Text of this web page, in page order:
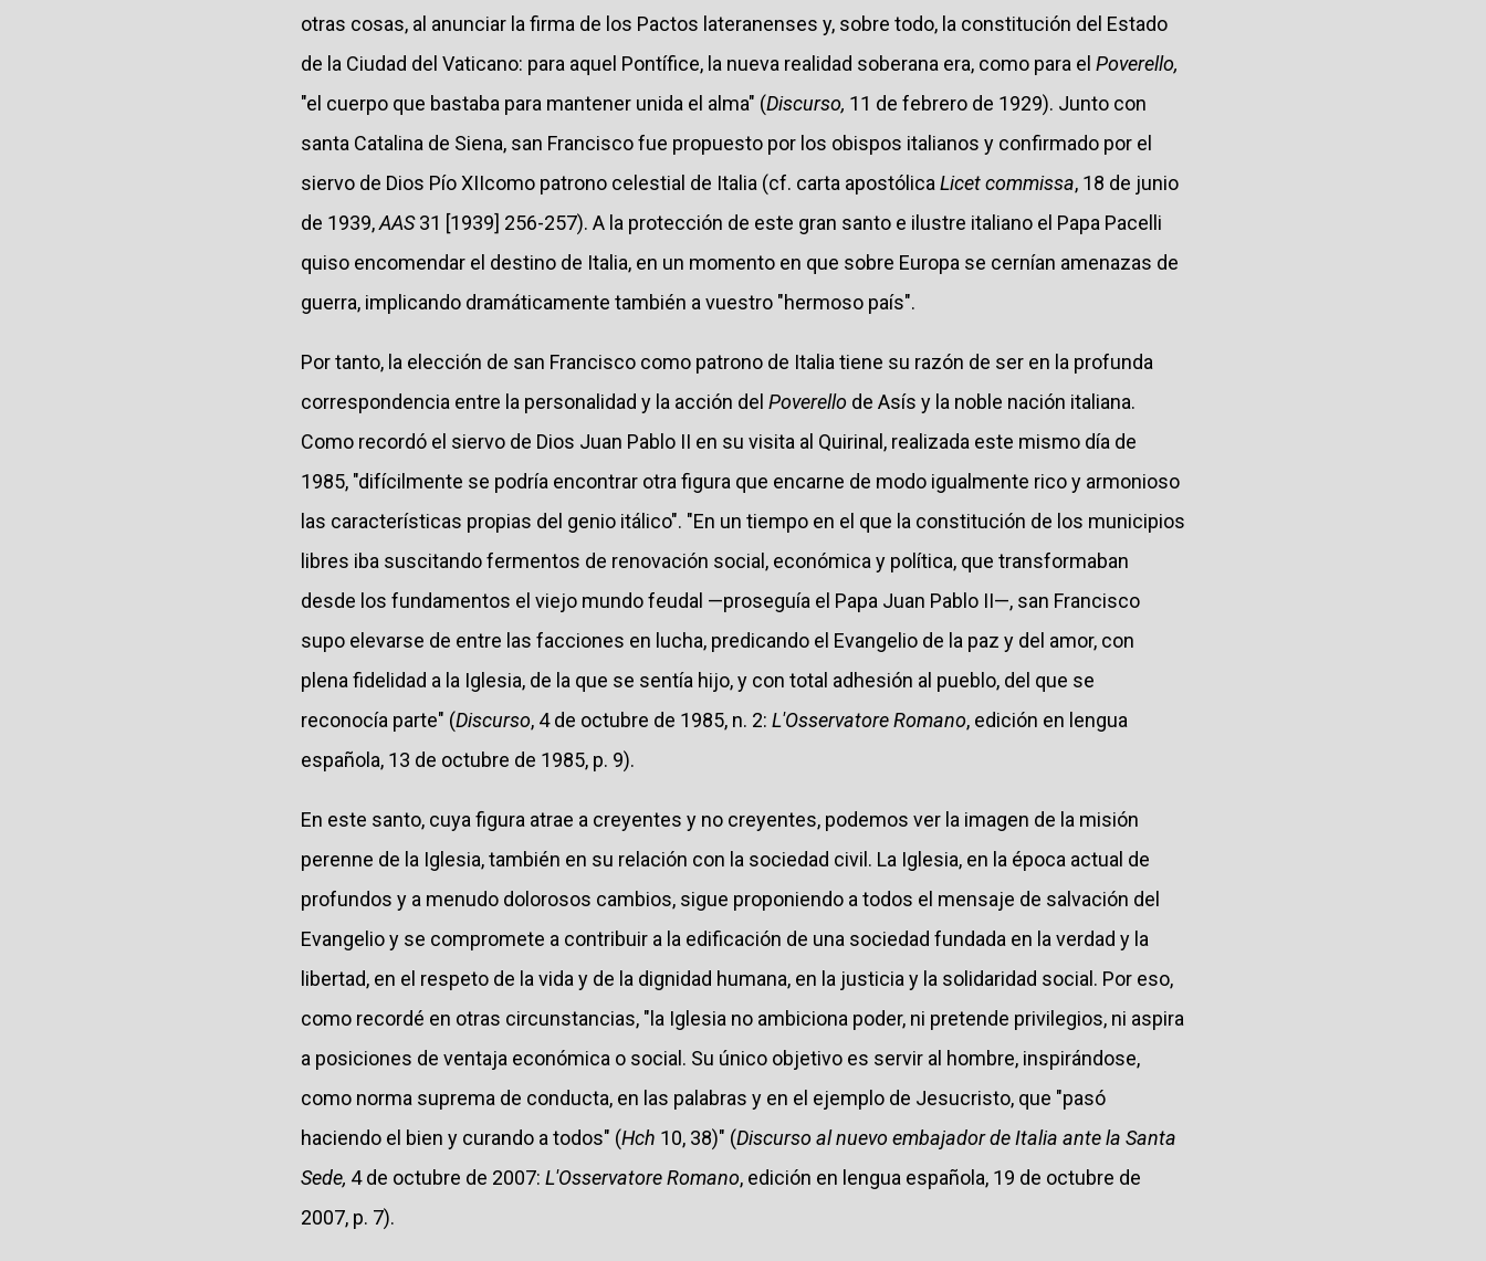
otras cosas, al anunciar la firma de los Pactos lateranenses y, sobre todo, la constitución del Estado
de la Ciudad del Vaticano: para aquel Pontífice, la nueva realidad soberana era, como para el Poverello,
"el cuerpo que bastaba para mantener unida el alma" (Discurso, 11 de febrero de 1929). Junto con
santa Catalina de Siena, san Francisco fue propuesto por los obispos italianos y confirmado por el
siervo de Dios Pío XIIcomo patrono celestial de Italia (cf. carta apostólica Licet commissa, 18 de junio
de 1939,AAS31 [1939] 256-257). A la protección de este gran santo e ilustre italiano el Papa Pacelli
quiso encomendar el destino de Italia, en un momento en que sobre Europa se cernían amenazas de
guerra, implicando dramáticamente también a vuestro "hermoso país".
Por tanto, la elección de san Francisco como patrono de Italia tiene su razón de ser en la profunda
correspondencia entre la personalidad y la acción del Poverello de Asís y la noble nación italiana.
Como recordó el siervo de Dios Juan Pablo II en su visita al Quirinal, realizada este mismo día de
1985, "difícilmente se podría encontrar otra figura que encarne de modo igualmente rico y armonioso
las características propias del genio itálico". "En un tiempo en el que la constitución de los municipios
libres iba suscitando fermentos de renovación social, económica y política, que transformaban
desde los fundamentos el viejo mundo feudal —proseguía el Papa Juan Pablo II—, san Francisco
supo elevarse de entre las facciones en lucha, predicando el Evangelio de la paz y del amor, con
plena fidelidad a la Iglesia, de la que se sentía hijo, y con total adhesión al pueblo, del que se
reconocía parte" (Discurso, 4 de octubre de 1985, n. 2: L'Osservatore Romano, edición en lengua
española, 13 de octubre de 1985, p. 9).
En este santo, cuya figura atrae a creyentes y no creyentes, podemos ver la imagen de la misión
perenne de la Iglesia, también en su relación con la sociedad civil. La Iglesia, en la época actual de
profundos y a menudo dolorosos cambios, sigue proponiendo a todos el mensaje de salvación del
Evangelio y se compromete a contribuir a la edificación de una sociedad fundada en la verdad y la
libertad, en el respeto de la vida y de la dignidad humana, en la justicia y la solidaridad social. Por eso,
como recordé en otras circunstancias, "la Iglesia no ambiciona poder, ni pretende privilegios, ni aspira
a posiciones de ventaja económica o social. Su único objetivo es servir al hombre, inspirándose,
como norma suprema de conducta, en las palabras y en el ejemplo de Jesucristo, que "pasó
haciendo el bien y curando a todos" (Hch 10, 38)" (Discurso al nuevo embajador de Italia ante la Santa
Sede, 4 de octubre de 2007: L'Osservatore Romano, edición en lengua española, 19 de octubre de
2007, p. 7).